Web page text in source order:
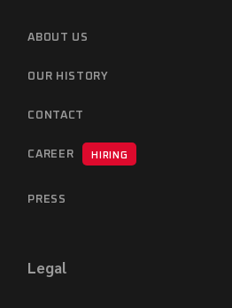
ABOUT US
OUR HISTORY
CONTACT
CAREER HIRING
PRESS
Legal